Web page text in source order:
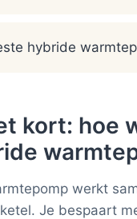
hybride
kort: hoe
werkt
Je bespaart